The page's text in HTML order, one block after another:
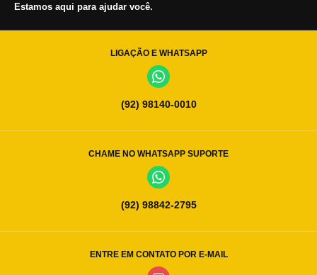
Estamos aqui para ajudar você.
LIGAÇÃO E WHATSAPP
(92) 98140-0010
CHAME NO WHATSAPP SUPORTE
(92) 98842-2795
ENTRE EM CONTATO POR E-MAIL